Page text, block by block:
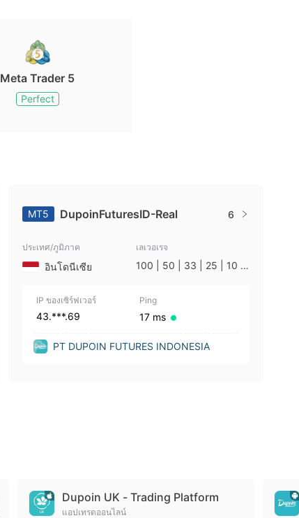
Meta Trader 5
Perfect
MT5 DupoinFuturesID-Real 6
ประเทศ/ภูมิภาค
อินโดนีเซีย
เลเวอเรจ
100 | 50 | 33 | 25 | 10 |
IP ของเซิร์ฟเวอร์
43.***.69
Ping
17 ms
PT DUPOIN FUTURES INDONESIA
Dupoin UK - Trading Platform
แอปเทรดออนไลน์